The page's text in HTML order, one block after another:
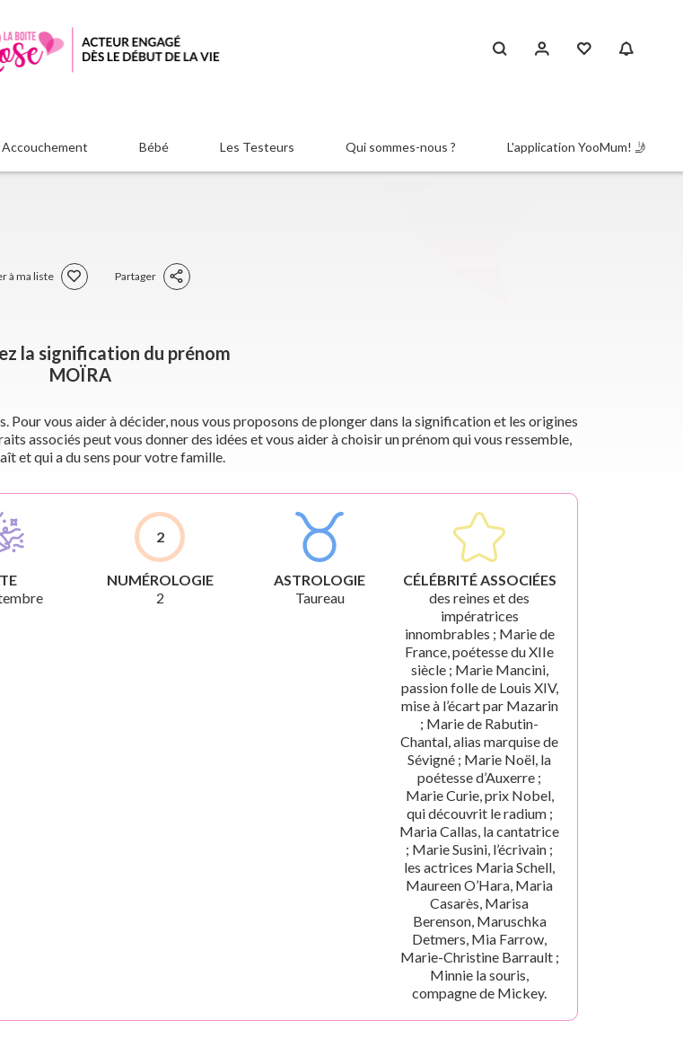
Accouchement Bébé Les Testeurs Qui sommes-nous ? L'application YooMum! 🤳
à ma liste Partager
la signification du prénom
MOÏRA
Pour vous aider à décider, nous vous proposons de plonger dans la signification et les origines
associés peut vous donner des idées et vous aider à choisir un prénom qui vous ressemble,
et qui a du sens pour votre famille.
2
NUMÉROLOGIE
2
ASTROLOGIE
Taureau
CÉLÉBRITÉ ASSOCIÉES
des reines et des
impératrices
innombrables ; Marie de
France, poétesse du XIIe
siècle ; Marie Mancini,
passion folle de Louis XIV,
mise à l’écart par Mazarin
; Marie de Rabutin-
Chantal, alias marquise de
Sévigné ; Marie Noël, la
poétesse d’Auxerre ;
Marie Curie, prix Nobel,
qui découvrit le radium ;
Maria Callas, la cantatrice
; Marie Susini, l’écrivain ;
les actrices Maria Schell,
Maureen O’Hara, Maria
Casarès, Marisa
Berenson, Maruschka
Detmers, Mia Farrow,
Marie-Christine Barrault ;
Minnie la souris,
compagne de Mickey.